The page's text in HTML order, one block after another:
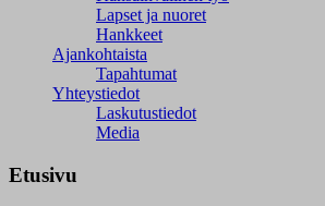
Lapset ja nuoret
Hankkeet
Ajankohtaista
Tapahtumat
Yhteystiedot
Laskutustiedot
Media
Etusivu